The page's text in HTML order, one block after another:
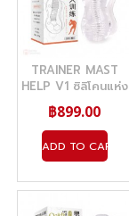
TRAINER MAST
HELP V1 ซิลิโคนแห่ง
ความสุขแบบใส นุ่ม
฿899.00
ADD TO CART